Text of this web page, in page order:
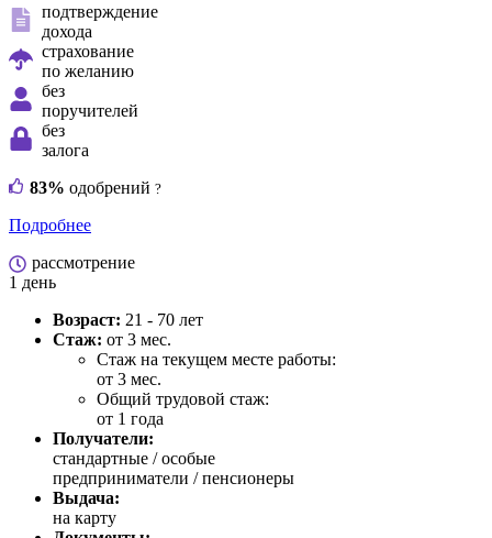
подтверждение
дохода
страхование
по желанию
без
поручителей
без
залога
83% одобрений ?
Подробнее
рассмотрение
1 день
Возраст: 21 - 70 лет
Стаж: от 3 мес.
Стаж на текущем месте работы:
от 3 мес.
Общий трудовой стаж:
от 1 года
Получатели:
стандартные /особые
предприниматели / пенсионеры
Выдача:
на карту